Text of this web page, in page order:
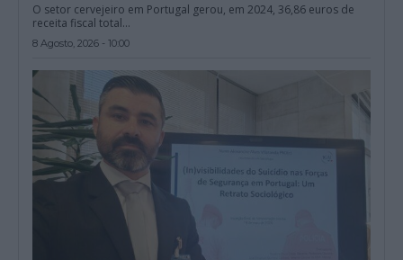
O setor cervejeiro em Portugal gerou, em 2024, 36,86 euros de
receita fiscal total...
8 Agosto, 2026 - 10:00